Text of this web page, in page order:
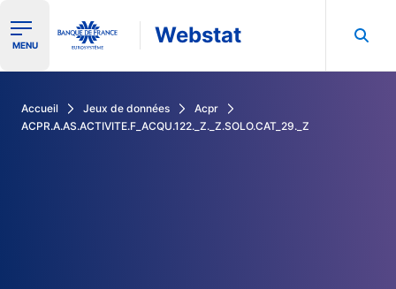
Ouvrir le menu de navigation
MENU Webstat
Accueil Jeux de données
Acpr
ACPR.A.AS.ACTIVITE.F_ACQU.122._Z._Z.SOLO.CAT_29._Z